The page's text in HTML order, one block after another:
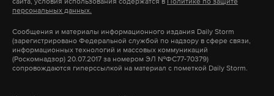
Подпишитесь на Daily Storm вMAX. Он
А еще мы есть в Telegram ,ДзениVK.
Макс Telegram
Подпишитесь на Daily Storm в
работает там, где тормозит интернет.
А еще мы есть в Telegram ,Дзен иVK.
Макс Telegram
персональных данных.
Сообщения и материалы информационного издания Daily Storm
(зарегистрировано Федеральной службой по надзору в сфере связи,
информационных технологий и массовых коммуникаций
(Роскомнадзор) 20.07.2017 за номером ЭЛ №ФС77-70379)
сопровождаются гиперссылкой на материал с пометкой Daily Storm.